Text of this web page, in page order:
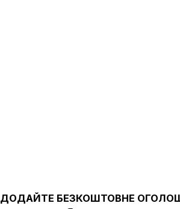
ДОДАЙТЕ БЕЗКОШТОВНЕ